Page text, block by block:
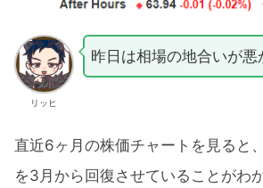
リッヒ
昨日は相場の地合いが悪
直近6ヶ月の株価チャートを見ると
を3月から回復させていることがわ